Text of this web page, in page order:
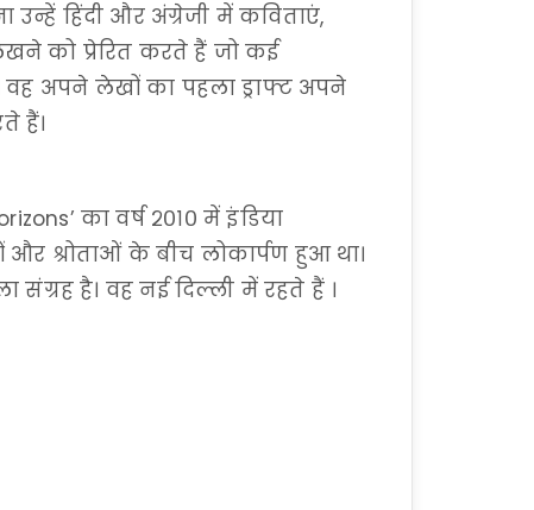
हिंदी और अंग्रेजी में कविताएं,
को प्रेरित करते हैं जो कई
वह अपने लेखों का पहला ड्राफ्ट अपने
हैं।
का वर्ष २०१० में इंडिया
श्रोताओं के बीच लोकार्पण हुआ था।
संग्रह है। वह नई दिल्ली में रहते हैं ।